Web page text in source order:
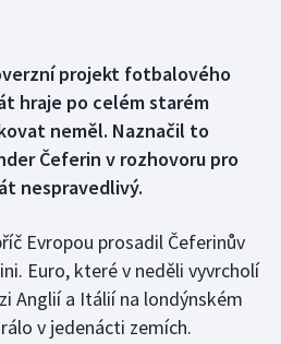
projekt fotbalového
hraje po celém starém
neměl. Naznačil to
Čeferin v rozhovoru pro
nespravedlivý.
Evropou prosadil Čeferinův
Euro, které v neděli vyvrcholí
Anglií a Itálií na londýnském
v jedenácti zemích.